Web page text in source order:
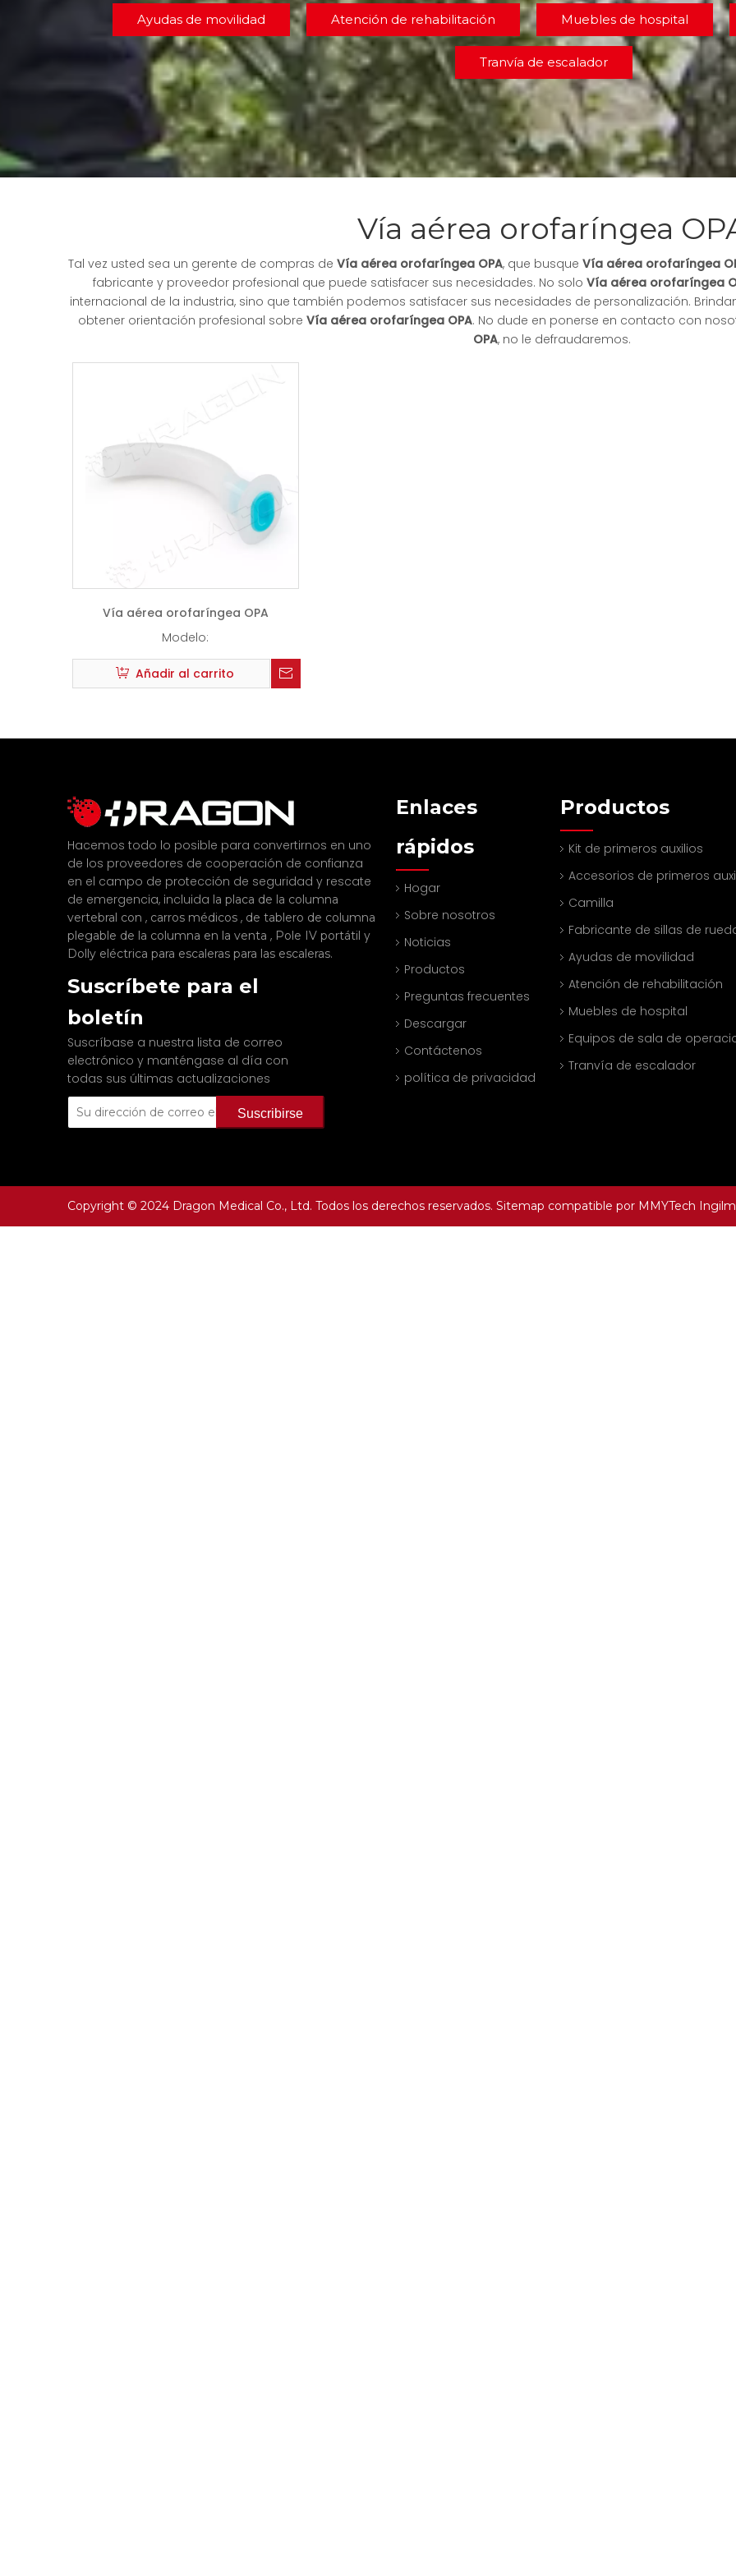
Ayudas de movilidad Atención de rehabilitación Muebles de hospital
Tranvía de escalador
Vía aérea orofaríngea
Tal vez usted sea un gerente de compras de Vía aérea orofaríngea OPA, que busque Vía aérea orofaríngea
fabricante y proveedor profesional que puede satisfacer sus necesidades. No solo Vía aérea orofaríngea
internacional de la industria, sino que también podemos satisfacer sus necesidades de personalización.
obtener orientación profesional sobre Vía aérea orofaríngea OPA. No dude en ponerse en contacto con
OPA, no le defraudaremos.
Vía aérea orofaríngea OPA
Modelo:
Añadir al carrito
Hacemos todo lo posible para convertirnos en uno
de los proveedores de cooperación de confianza
en el campo de protección de seguridad y rescate
de emergencia, incluida la placa de la columna
vertebral con , carros médicos , de tablero de columna
plegable de la columna en la venta , Pole IV portátil y
Dolly eléctrica para escaleras para las escaleras.
Suscríbete para el
boletín
Suscríbase a nuestra lista de correo
electrónico y manténgase al día con
todas sus últimas actualizaciones
Suscribirse
Enlaces
rápidos
Hogar
Sobre nosotros
Noticias
Productos
Preguntas frecuentes
Descargar
Contáctenos
política de privacidad
Productos
Kit de primeros auxilios
Accesorios de primeros
Camilla
Fabricante de sillas de
Ayudas de movilidad
Atención de rehabilitación
Muebles de hospital
Equipos de sala de
Tranvía de escalador
Copyright © 2024 Dragon Medical Co., Ltd. Todos los derechos reservados. Sitemap compatible por MMYTech Ingilm